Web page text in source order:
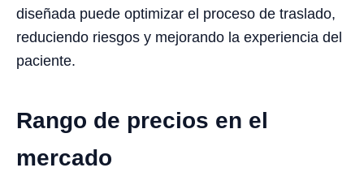
diseñada puede optimizar el proceso de traslado,
reduciendo riesgos y mejorando la experiencia del
paciente.
Rango de precios en el
mercado